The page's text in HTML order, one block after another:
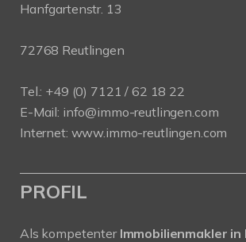
Hanfgartenstr. 13
72768 Reutlingen
Tel.: +49 (0) 7121 / 62 18 22
E-Mail: info@immo-reutlingen.com
Internet: www.immo-reutlingen.com
PROFIL
Als kompetenter Immobilienmakler